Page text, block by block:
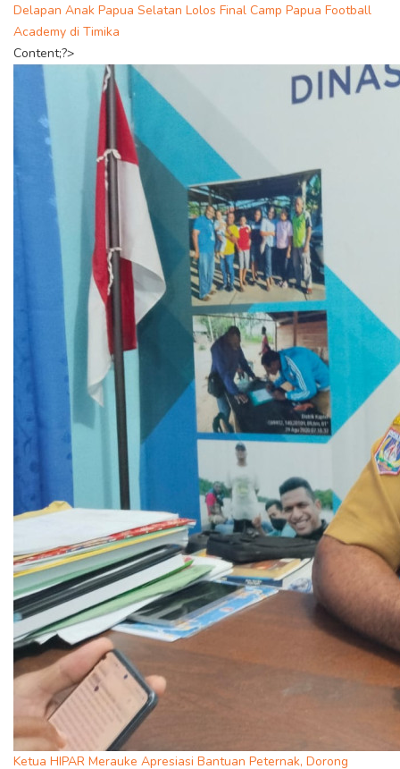
Delapan Anak Papua Selatan Lolos Final Camp Papua Football
Academy di Timika
Content;?>
Ketua HIPAR Merauke Apresiasi Bantuan Peternak, Dorong